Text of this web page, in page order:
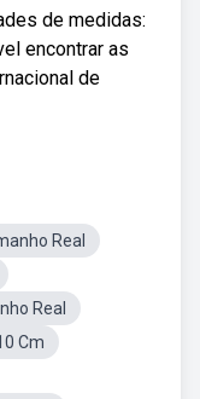
de medidas:
encontrar as
de
Real
Real
Cm